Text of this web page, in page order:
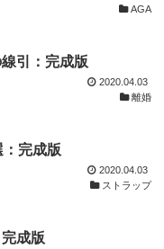
AGA
引：完成版
2020.04.03
離婚
完成版
2020.04.03
ストラップ
成版